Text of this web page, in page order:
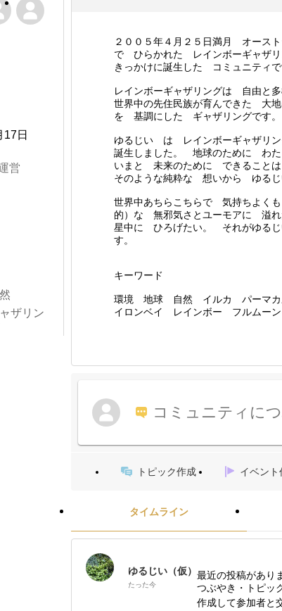
２００５年４月２５日満月 オース
で ひらかれた レインボーギャザリ
きっかけに誕生した コミュニティで
レインボーギャザリングは 自由と多
世界中の先住民族が育んできた 大
を 基調にした ギャザリングです。
ゆるじい は レインボーギャザリン
誕生しました。 地球のために わた
いまと 未来のために できること
そのような純粋な 想いから ゆる
世界中あちらこちらで 気持ちよく
的）な 無邪気さとユーモアに
星中に ひろげたい。 それがゆ
す。
キーワード
環境 地球 自然 イルカ パーマ
イロンベイ レインボー フルムー
コミュニティに
トピック作成 イベント
タイムライン
ゆるじい（仮）
たった今
最近の投稿があり
つぶやき・トピッ
作成して参加者と
17日
営
ザリン